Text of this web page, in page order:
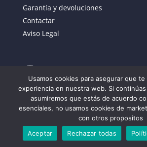
Garantía y devoluciones
Contactar
Aviso Legal
Propiedad de JUSBER SPORTT
Padel
C/JOSE RODRIGUEZ LAMA 1
Usamos cookies para asegurar que te
experiencia en nuestra web. Si
asumiremos que estás de acuerdo
esenciales, no usamos cookies de
con otros propositos
Aceptar
Rechazar todas